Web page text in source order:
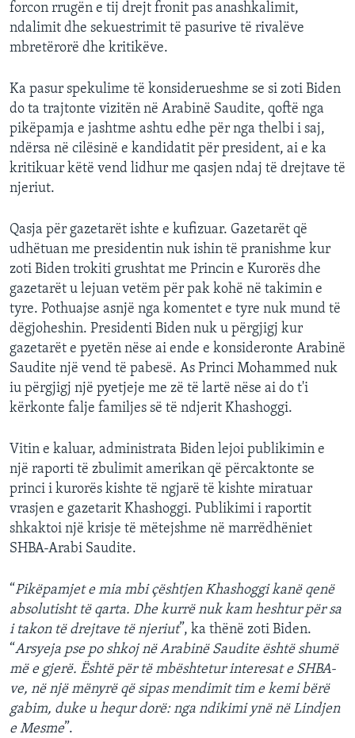
forcon rrugën e tij drejt fronit pas anashkalimit,
ndalimit dhe sekuestrimit të pasurive të rivalëve
mbretërorë dhe kritikëve.
Ka pasur spekulime të konsiderueshme se si zoti Biden
do ta trajtonte vizitën në Arabinë Saudite, qoftë nga
pikëpamja e jashtme ashtu edhe për nga thelbi i saj,
ndërsa në cilësinë e kandidatit për president, ai e ka
kritikuar këtë vend lidhur me qasjen ndaj të drejtave të
njeriut.
Qasja për gazetarët ishte e kufizuar. Gazetarët që
udhëtuan me presidentin nuk ishin të pranishme kur
zoti Biden trokiti grushtat me Princin e Kurorës dhe
gazetarët u lejuan vetëm për pak kohë në takimin e
tyre. Pothuajse asnjë nga komentet e tyre nuk mund të
dëgjoheshin. Presidenti Biden nuk u përgjigj kur
gazetarët e pyetën nëse ai ende e konsideronte Arabinë
Saudite një vend të pabesë. As Princi Mohammed nuk
iu përgjigj një pyetjeje me zë të lartë nëse ai do t'i
kërkonte falje familjes së të ndjerit Khashoggi.
Vitin e kaluar, administrata Biden lejoi publikimin e
një raporti të zbulimit amerikan që përcaktonte se
princi i kurorës kishte të ngjarë të kishte miratuar
vrasjen e gazetarit Khashoggi. Publikimi i raportit
shkaktoi një krisje të mëtejshme në marrëdhëniet
SHBA-Arabi Saudite.
“Pikëpamjet e mia mbi çështjen Khashoggi kanë qenë
absolutisht të qarta. Dhe kurrë nuk kam heshtur për sa
i takon të drejtave të njeriut”, ka thënë zoti Biden.
“Arsyeja pse po shkoj në Arabinë Saudite është shumë
më e gjerë. Është për të mbështetur interesat e SHBA-
ve, në një mënyrë që sipas mendimit tim e kemi bërë
gabim, duke u hequr dorë: nga ndikimi ynë në Lindjen
e Mesme”.